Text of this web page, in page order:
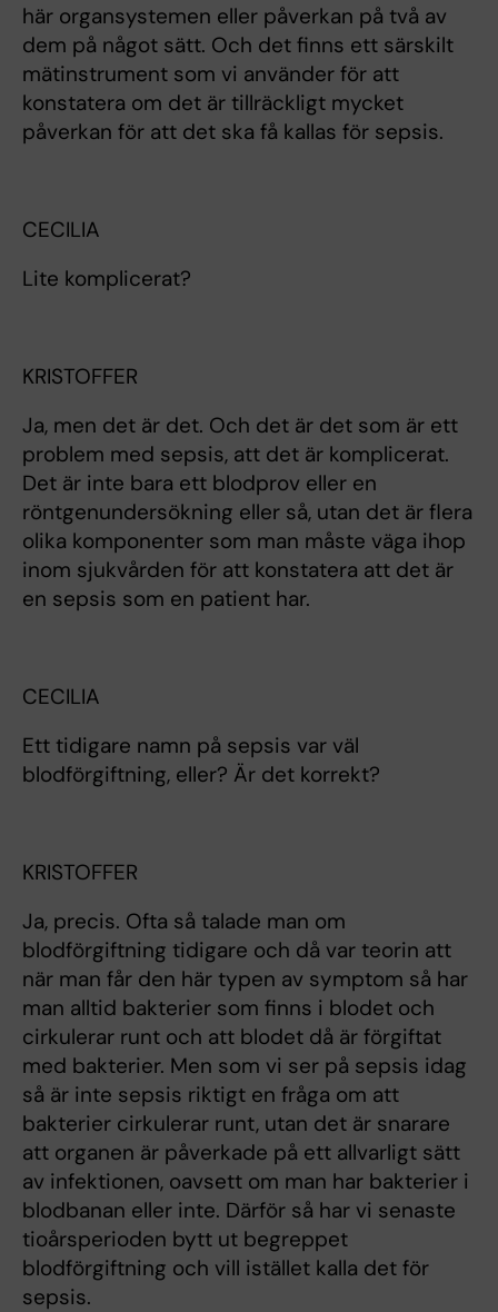
här organsystemen eller påverkan på två av
dem på något sätt. Och det finns ett särskilt
mätinstrument som vi använder för att
konstatera om det är tillräckligt mycket
påverkan för att det ska få kallas för sepsis.
CECILIA
Lite komplicerat?
KRISTOFFER
Ja, men det är det. Och det är det som är ett
problem med sepsis, att det är komplicerat.
Det är inte bara ett blodprov eller en
röntgenundersökning eller så, utan det är flera
olika komponenter som man måste väga ihop
inom sjukvården för att konstatera att det är
en sepsis som en patient har.
CECILIA
Ett tidigare namn på sepsis var väl
blodförgiftning, eller? Är det korrekt?
KRISTOFFER
Ja, precis. Ofta så talade man om
blodförgiftning tidigare och då var teorin att
när man får den här typen av symptom så har
man alltid bakterier som finns i blodet och
cirkulerar runt och att blodet då är förgiftat
med bakterier. Men som vi ser på sepsis idag
så är inte sepsis riktigt en fråga om att
bakterier cirkulerar runt, utan det är snarare
att organen är påverkade på ett allvarligt sätt
av infektionen, oavsett om man har bakterier i
blodbanan eller inte. Därför så har vi senaste
tioårsperioden bytt ut begreppet
blodförgiftning och vill istället kalla det för
sepsis.